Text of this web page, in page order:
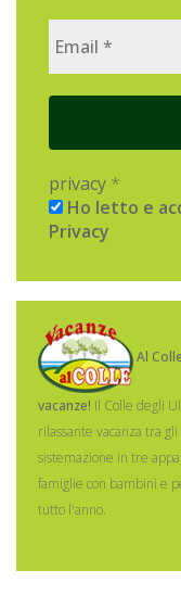
privacy *
Ho letto e
Privacy
Al
vacanze! Il Colle degli
rilassante vacanza tra
sistemazione in tre
famiglie con bambini e
tutto l'anno.